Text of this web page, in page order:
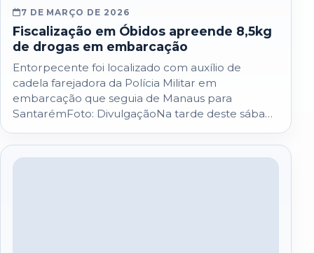
7 DE MARÇO DE 2026
Fiscalização em Óbidos apreende 8,5kg
de drogas em embarcação
Entorpecente foi localizado com auxílio de
cadela farejadora da Polícia Militar em
embarcação que seguia de Manaus para
SantarémFoto: DivulgaçãoNa tarde deste sábado